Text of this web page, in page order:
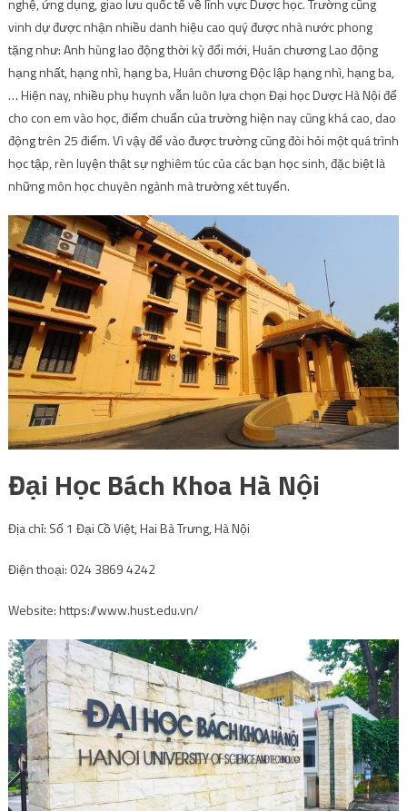
động trên 25 điểm. Vì vậy để vào được trường cũng đòi hỏi một quá trình
học tập, rèn luyện thật sự nghiêm túc của các bạn học sinh, đặc biệt là
những môn học chuyên ngành mà trường xét tuyển.
Đại Học Bách Khoa Hà Nội
Địa chỉ: Số 1 Đại Cồ Việt, Hai Bà Trưng, Hà Nội
Điện thoại: 024 3869 4242
Website: https://www.hust.edu.vn/
Trường Đại học Bách khoa Hà Nội được thành lập vào ngày 15 tháng 10